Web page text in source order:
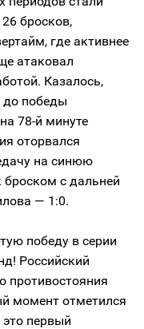
бросков,
где активнее
атаковал
Казалось,
до победы
78-й минуте
оторвался
на синюю
с дальней
— 1:0.
победу в серии
Российский
противостояния
момент отметился
первый